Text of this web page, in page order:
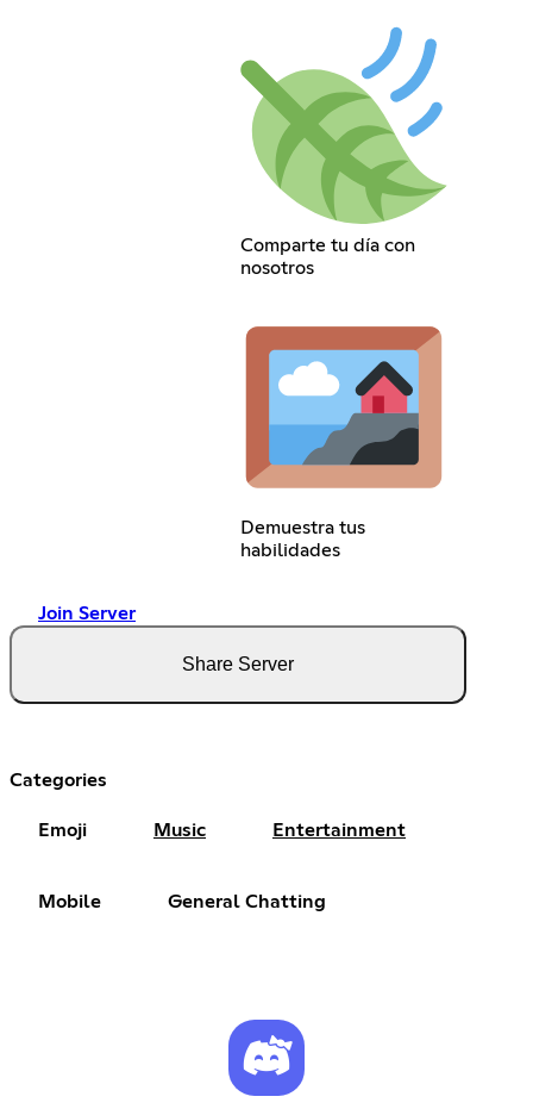
Comparte tu día con
nosotros
Demuestra tus
habilidades
Join Server
Share Server
Categories
Emoji Music Entertainment
Mobile General Chatting